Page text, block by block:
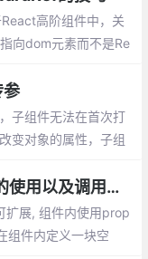
高阶组件中，关
向dom元素而不是Re
子组件无法在首次打
变对象的属性，子组
Vue中插槽的作用_Vue组件插槽的使用以及调用组件内的方法
扩展, 组件内使用prop
组件内定义一块空